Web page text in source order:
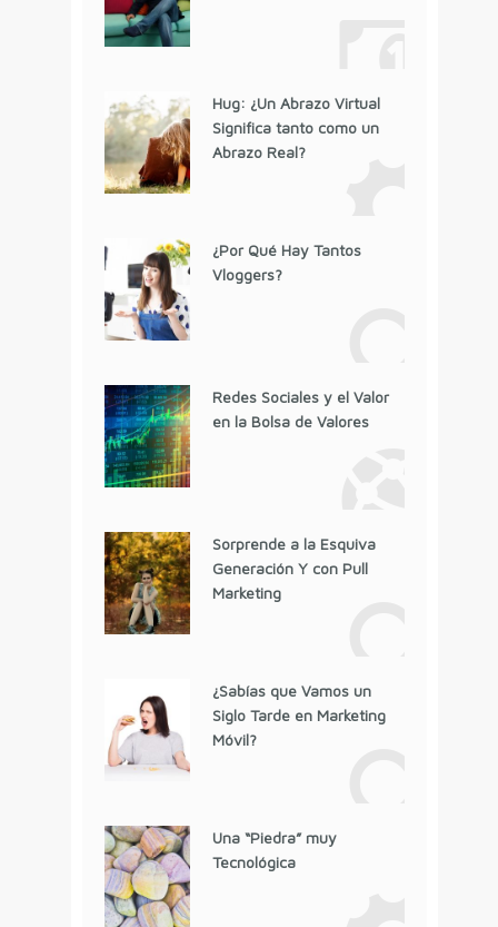
Hug: ¿Un Abrazo Virtual
Significa tanto como un
Abrazo Real?
¿Por Qué Hay Tantos
Vloggers?
Redes Sociales y el Valor
en la Bolsa de Valores
Sorprende a la Esquiva
Generación Y con Pull
Marketing
¿Sabías que Vamos un
Siglo Tarde en Marketing
Móvil?
Una “Piedra” muy
Tecnológica